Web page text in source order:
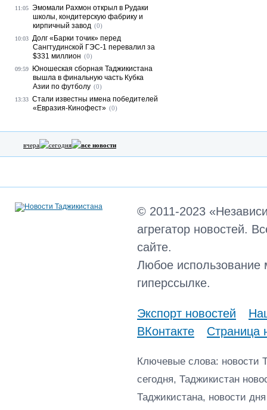
11:05 Эмомали Рахмон открыл в Рудаки
школы, кондитерскую фабрику и
кирпичный завод (0)
10:03 Долг «Барки точик» перед
Сангтудинской ГЭС-1 перевалил за
$331 миллион (0)
09:59
Юношеская сборная Таджикистана
вышла в финальную часть Кубка
Азии по футболу (0)
13:33 Стали известны имена победителей
«Евразия-Кинофест» (0)
вчера сегодня все новости
© 2011-2023
агрегатор новостей.
сайте.
Любое использование
гиперссылке.
Экспорт новостей
ВКонтакте
Страница
Ключевые слова: новости
сегодня, Таджикистан
Таджикистана, новости